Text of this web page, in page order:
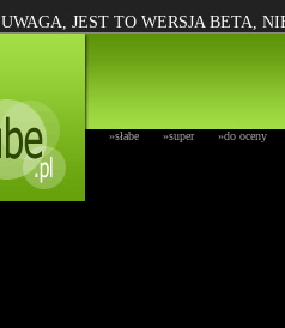
UWAGA, JEST TO WERSJA BETA,
»słabe »super »do oceny